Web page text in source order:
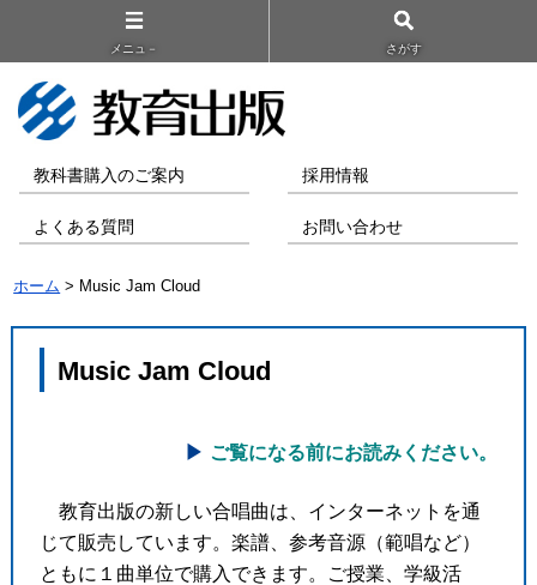
メニュ－ さがす
教科書購入のご案内 採用情報
よくある質問 お問い合わせ
ホーム > Music Jam Cloud
Music Jam Cloud
ご覧になる前にお読みください。
●
教育出版の新しい合唱曲は、インターネットを通
じて販売しています。楽譜、参考音源（範唱など）
ともに１曲単位で購入できます。ご授業、学級活